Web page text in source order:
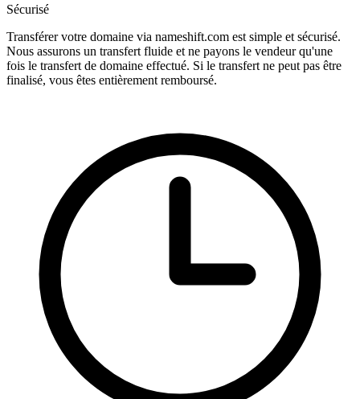
Sécurisé
Transférer votre domaine via nameshift.com est simple et sécurisé.
Nous assurons un transfert fluide et ne payons le vendeur qu'une
fois le transfert de domaine effectué. Si le transfert ne peut pas être
finalisé, vous êtes entièrement remboursé.